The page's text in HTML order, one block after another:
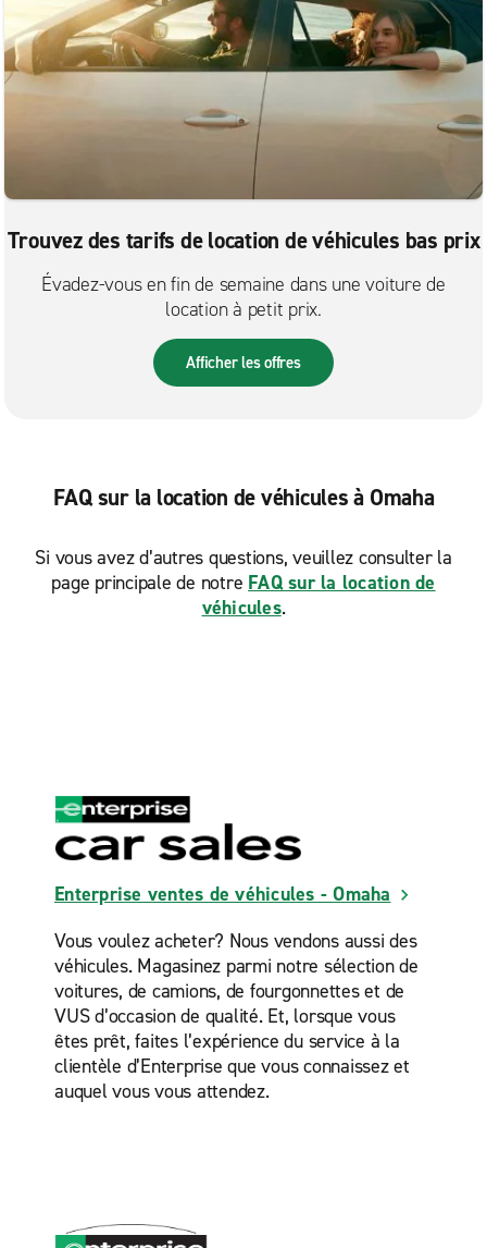
Trouvez des tarifs de location de véhicules bas prix
Évadez-vous en fin de semaine dans une voiture de
location à petit prix.
Afficher les offres
FAQ sur la location de véhicules à Omaha
Si vous avez d’autres questions, veuillez consulter la
page principale de notre FAQ sur la location de
véhicules.
Enterprise ventes de véhicules - Omaha
Vous voulez acheter? Nous vendons aussi des
véhicules. Magasinez parmi notre sélection de
voitures, de camions, de fourgonnettes et de
VUS d’occasion de qualité. Et, lorsque vous
êtes prêt, faites l’expérience du service à la
clientèle d’Enterprise que vous connaissez et
auquel vous vous attendez.